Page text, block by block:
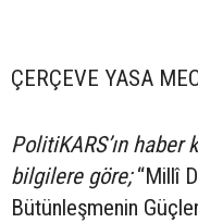
ÇERÇEVE YASA
PolitiKARS’ın
bilgilere göre;“Millî
Bütünleşmenin